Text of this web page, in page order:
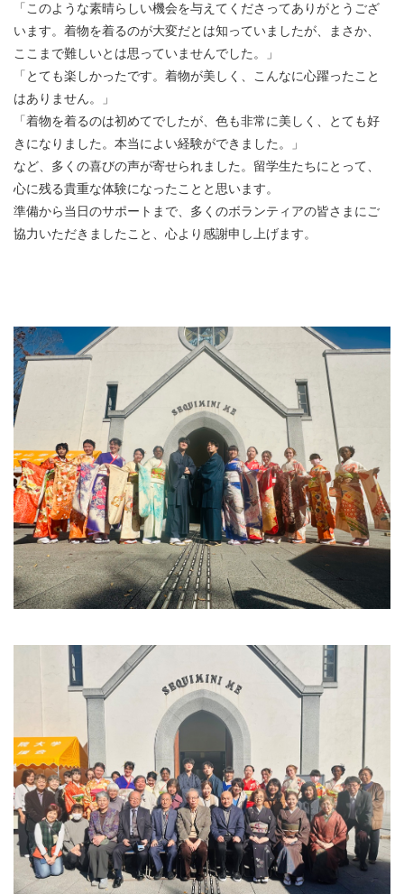
「このような素晴らしい機会を与えてくださってありがとうござ
います。着物を着るのが大変だとは知っていましたが、まさか、
ここまで難しいとは思っていませんでした。」
「とても楽しかったです。着物が美しく、こんなに心躍ったこと
はありません。」
「着物を着るのは初めてでしたが、色も非常に美しく、とても好
きになりました。本当によい経験ができました。」
など、多くの喜びの声が寄せられました。留学生たちにとって、
心に残る貴重な体験になったことと思います。
準備から当日のサポートまで、多くのボランティアの皆さまにご
協力いただきましたこと、心より感謝申し上げます。